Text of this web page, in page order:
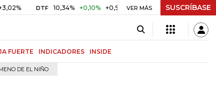
DTF 10,34% +0,10% +0,98% UVR $ 416,81 +$ 0,05 +0,01%
VER MÁS SUSCRÍBASE
FUERTE INDICADORES INSIDE
DE EL NIÑO